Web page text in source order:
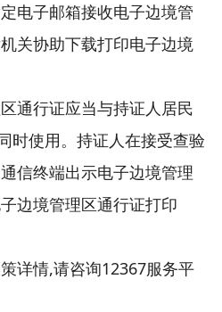
电子邮箱接收电子边境管
关协助下载打印电子边境
通行证应当与持证人居民
时使用。持证人在接受查验
信终端出示电子边境管理
边境管理区通行证打印
详情,请咨询12367服务平